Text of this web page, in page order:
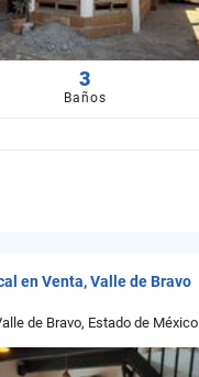
3
Baños
en Venta, Valle de Bravo
de Bravo, Estado de México